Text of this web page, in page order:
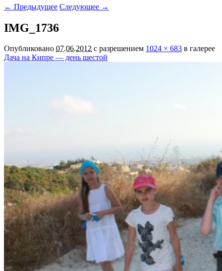
← Предыдущее Следующее →
IMG_1736
Опубликовано 07.06.2012 с разрешением 1024 × 683 в галерее
Дача на Кипре — день шестой